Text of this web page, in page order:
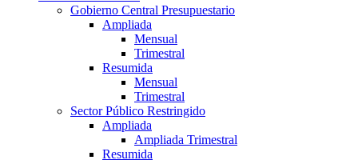
Gobierno Central Presupuestario
Ampliada
Mensual
Trimestral
Resumida
Mensual
Trimestral
Sector Público Restringido
Ampliada
Ampliada Trimestral
Resumida